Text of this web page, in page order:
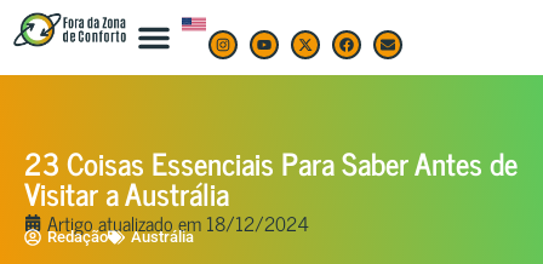
23 Coisas Essenciais Para Saber Antes de
Visitar a Austrália
Artigo atualizado em18/12/2024
Redação Austrália